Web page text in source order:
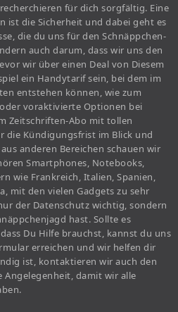
für dich sorgfältig. Eine
ist die Sicherheit und dabei geht es
die du uns für den Schnäppchen-
auch darum, dass wir uns den
wir über einen Deal von Diesem
ein Handytarif sein, bei dem im
entstehen können, wie zum
voraktivierte Optionen bei
Zeitschriften-Abo mit tollen
die Kündigungsfrist im Blick und
anderen Bereichen schauen wir
Smartphones, Notebooks,
wie Frankreich, Italien, Spanien,
mit den vielen Gadgets zu sehr
der Datenschutz wichtig, sondern
hast. Sollte es
Du Hilfe brauchst, kannst du uns
erreichen und wir helfen dir
ist, kontaktieren wir auch den
damit wir alle